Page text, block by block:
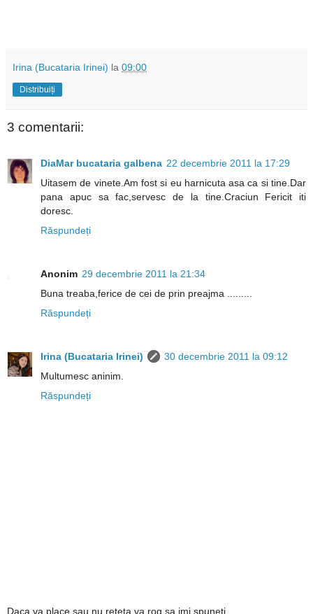
Irina (Bucataria Irinei) la 09:00
Distribuiți
3 comentarii:
DiaMar bucataria galbena 22 decembrie 2011 la 17:29
Uitasem de vinete.Am fost si eu harnicuta asa ca si tine.Dar
pana apuc sa fac,servesc de la tine.Craciun Fericit iti
doresc.
Răspundeți
Anonim 29 decembrie 2011 la 21:34
Buna treaba,ferice de cei de prin preajma .........
Răspundeți
Irina (Bucataria Irinei)
30 decembrie 2011 la 09:12
Multumesc aninim.
Răspundeți
Daca va place sau nu reteta va rog sa imi spuneti